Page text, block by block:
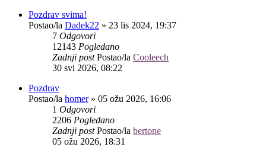
Pozdrav svima!
Postao/la Dadek22 » 23 lis 2024, 19:37
7 Odgovori
12143 Pogledano
Zadnji postPostao/la Cooleech
30 svi 2026, 08:22
Pozdrav
Postao/la homer» 05 ožu 2026, 16:06
1 Odgovori
2206 Pogledano
Zadnji postPostao/la bertone
05 ožu 2026, 18:31